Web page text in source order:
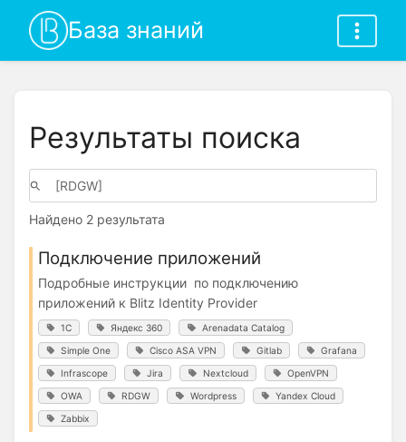
База знаний
Результаты поиска
Найдено 2 результата
Подключение приложений
Подробные инструкции по подключению
приложений к Blitz Identity Provider
1С Яндекс 360 Arenadata Catalog
Simple One Cisco ASA VPN Gitlab Grafana
Infrascope Jira Nextcloud OpenVPN
OWA RDGW Wordpress Yandex Cloud
Zabbix